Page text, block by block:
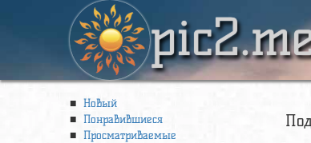
Новый
Понравившиеся
Просматриваемые